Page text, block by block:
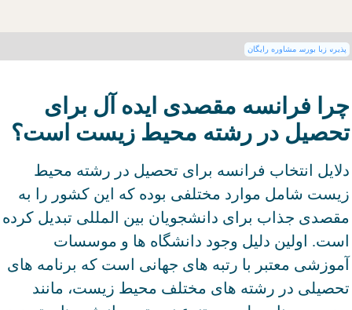
پذیرشزبانبورسیهمشاوره رایگان
چرا فرانسه مقصدی ایده آل برای
تحصیل در رشته محیط زیست است؟
دلایل انتخاب فرانسه برای تحصیل در رشته محیط
زیست شامل موارد مختلفی بوده که این کشور را به
مقصدی جذاب برای دانشجویان بین المللی تبدیل کرده
است. اولین دلیل وجود دانشگاه ها و موسسات
آموزشی معتبر با رتبه های جهانی است که برنامه های
تحصیلی در رشته های مختلف محیط زیست، مانند